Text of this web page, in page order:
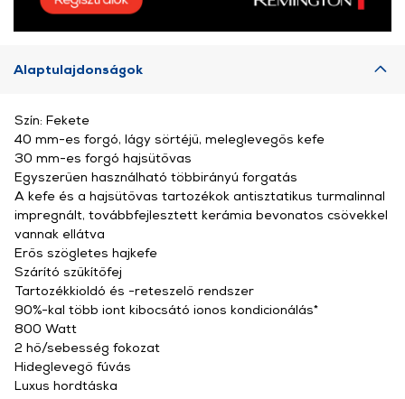
Alaptulajdonságok
Szín: Fekete
40 mm-es forgó, lágy sörtéjű, meleglevegős kefe
30 mm-es forgó hajsütővas
Egyszerűen használható többirányú forgatás
A kefe és a hajsütővas tartozékok antisztatikus turmalinnal
impregnált, továbbfejlesztett kerámia bevonatos csövekkel
vannak ellátva
Erős szögletes hajkefe
Szárító szűkítőfej
Tartozékkioldó és -reteszelő rendszer
90%-kal több iont kibocsátó ionos kondicionálás*
800 Watt
2 hő/sebesség fokozat
Hideglevegő fúvás
Luxus hordtáska